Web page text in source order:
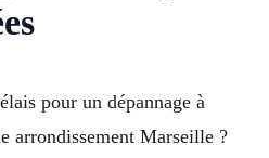
pour un dépannage à
arrondissement Marseille ?